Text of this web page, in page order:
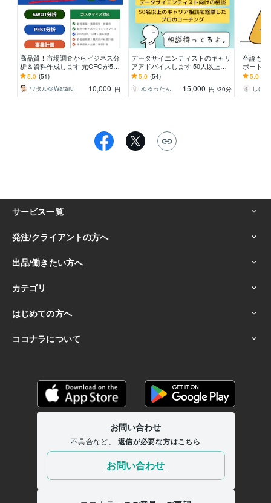
高品質！市場調査からビジネス分
析＆資料作成します 元CFOが500
社の経験を活かし、あなたのビジ
ネス課題を解決
5.0 (51)
ワタル＠Wataru
10,000 円
データサイエンティストのキャリ
アアドバイスします 50人以上のD
Sキャリア相談を経験したプロの
キャリアサポート
5.0 (54)
ぬるったん
15,000 円 /30分
卒論も
ポート
絶対卒
5.0
しげ